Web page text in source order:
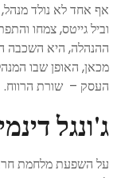
אף אחד לא נולד
וביל גייטס, צמחו
ההנהלה, היא השכבה
מכאן, האופן שבו
העסק – שורת הרווח.
ג'ונגל
על השפעת מלחמת